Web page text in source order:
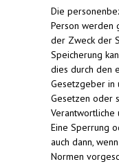
Die
Person werden
der Zweck der
Speicherung
dies durch den
Gesetzgeber in
Gesetzen oder
Verantwortliche
Eine Sperrung
auch dann,
Normen